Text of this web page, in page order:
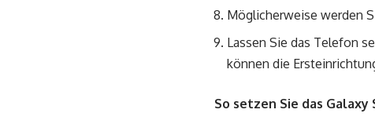
Möglicherweise werden
Lassen Sie das Telefon
können die
So setzen Sie das